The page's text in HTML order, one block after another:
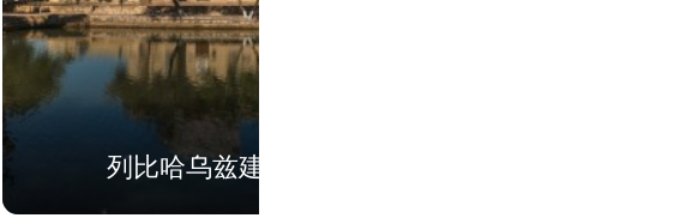
波伊卡隆建筑群